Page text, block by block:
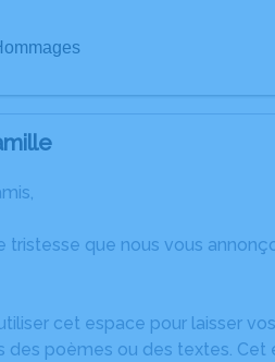
tristesse que nous vous
cet espace pour laisser
des poèmes ou des textes.